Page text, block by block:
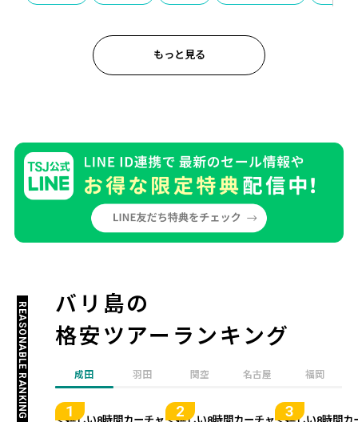
もっと見る
バリ島の
格安ツアーランキング
REASONABLE RANKING 成田 羽田 関空 名古屋 福岡